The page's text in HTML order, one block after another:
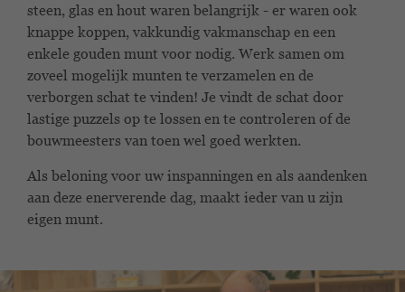
steen, glas en hout waren belangrijk - er waren ook
knappe koppen, vakkundig vakmanschap en een
enkele gouden munt voor nodig. Werk samen om
zoveel mogelijk munten te verzamelen en de
verborgen schat te vinden! Je vindt de schat door
lastige puzzels op te lossen en te controleren of de
bouwmeesters van toen wel goed werkten.
Als beloning voor uw inspanningen en als aandenken
aan deze enerverende dag, maakt ieder van u zijn
eigen munt.